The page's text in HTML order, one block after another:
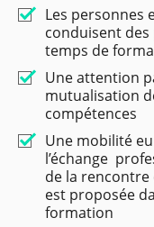
Les personnes
conduisent des
temps de
Une attention
mutualisation
compétences
Une mobilité
l’échange
de la
est proposée
formation